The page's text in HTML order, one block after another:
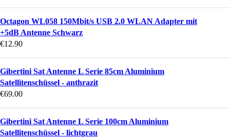
Octagon WL058 150Mbit/s USB 2.0 WLAN Adapter mit
+5dB Antenne Schwarz
€12.90
Gibertini Sat Antenne L Serie 85cm Aluminium
Satellitenschüssel - anthrazit
€69.00
Gibertini Sat Antenne L Serie 100cm Aluminium
Satellitenschüssel - lichtgrau